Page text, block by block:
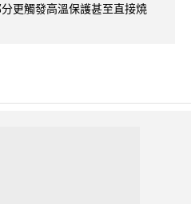
更觸發高溫保護甚至直接燒